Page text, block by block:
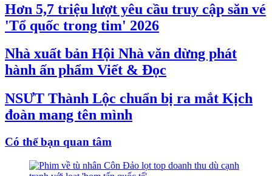
Hơn 5,7 triệu lượt yêu cầu truy cập săn vé
'Tổ quốc trong tim' 2026
Nhà xuất bản Hội Nhà văn dừng phát
hành ấn phẩm Viết & Đọc
NSƯT Thành Lộc chuẩn bị ra mắt Kịch
đoàn mang tên mình
Có thể bạn quan tâm